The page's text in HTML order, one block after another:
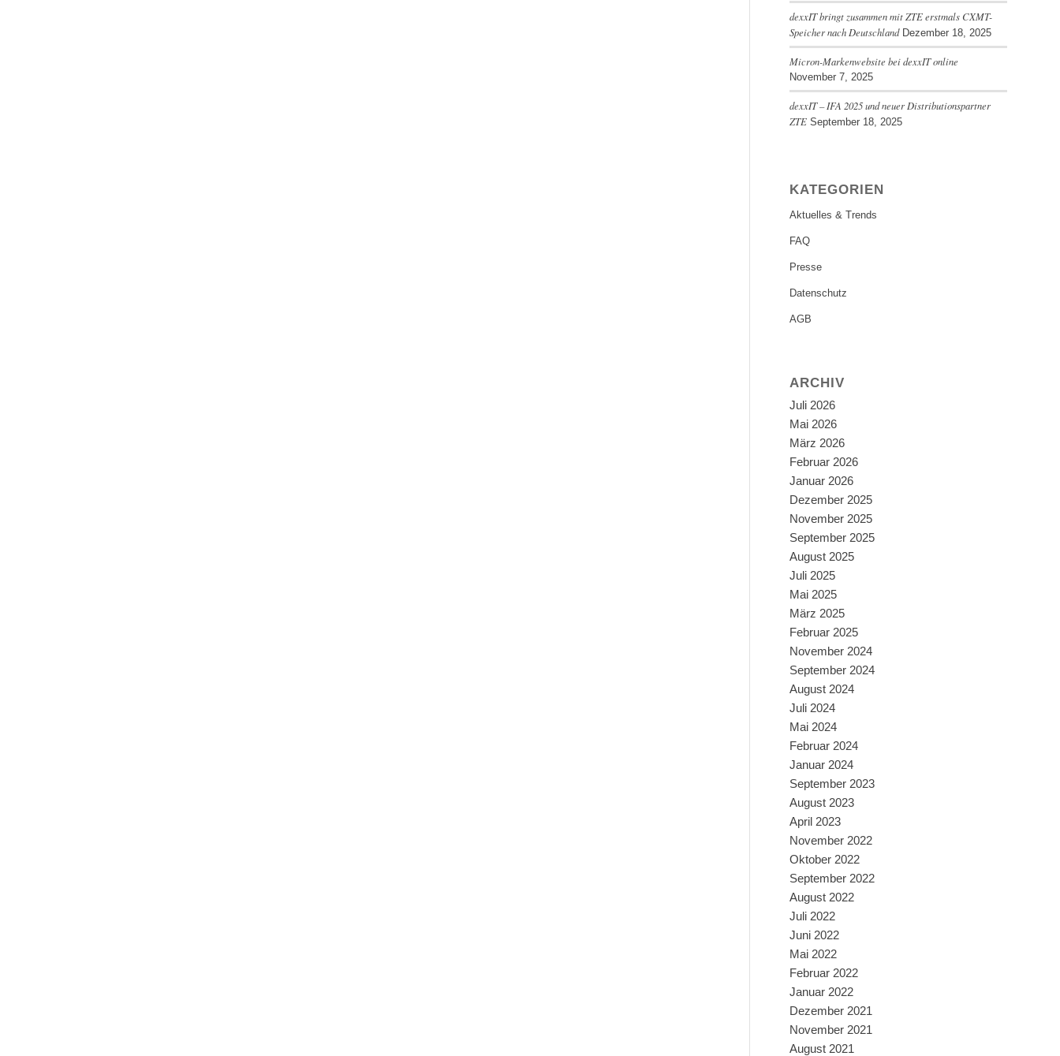
dexxIT bringt zusammen mit ZTE erstmals CXMT-
Speicher nach Deutschland Dezember 18, 2025
Micron-Markenwebsite bei dexxIT online
November 7, 2025
dexxIT – IFA 2025 und neuer Distributionspartner
ZTE September 18, 2025
KATEGORIEN
Aktuelles & Trends
FAQ
Presse
Datenschutz
AGB
ARCHIV
Juli 2026
Mai 2026
März 2026
Februar 2026
Januar 2026
Dezember 2025
November 2025
September 2025
August 2025
Juli 2025
Mai 2025
März 2025
Februar 2025
November 2024
September 2024
August 2024
Juli 2024
Mai 2024
Februar 2024
Januar 2024
September 2023
August 2023
April 2023
November 2022
Oktober 2022
September 2022
August 2022
Juli 2022
Juni 2022
Mai 2022
Februar 2022
Januar 2022
Dezember 2021
November 2021
August 2021